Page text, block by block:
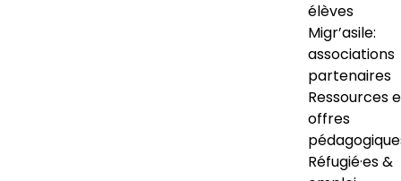
élèves
Migr’asile:
associations
partenaires
Ressources
offres
Réfugié·es &